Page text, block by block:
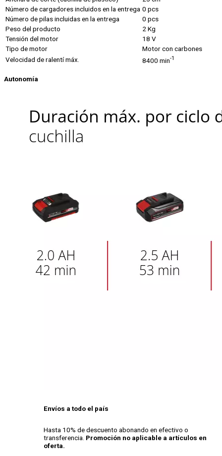
Número de cargadores incluidos en la entrega 0 pcs
Número de pilas incluidas en la entrega
0 pcs
Peso del producto
2 Kg
Tensión del motor
18 V
Tipo de motor
Motor con carbones
Velocidad de ralentí máx.
8400 min-1
Autonomía
Envíos a todo el país
Hasta 10% de descuento abonando en efectivo o
transferencia. Promoción no aplicable a artículos en
oferta.